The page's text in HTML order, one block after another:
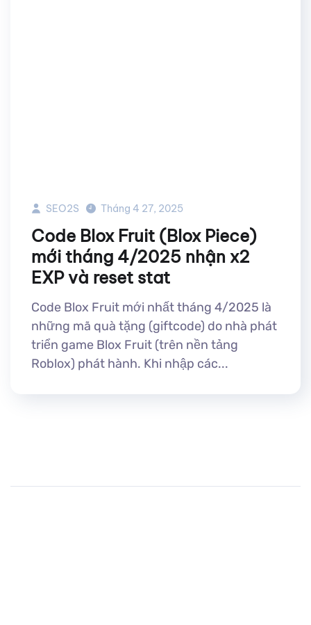
SEO2S Tháng 4 27, 2025
Code Blox Fruit (Blox Piece)
mới tháng 4/2025 nhận x2
EXP và reset stat
Code Blox Fruit mới nhất tháng 4/2025 là
những mã quà tặng (giftcode) do nhà phát
triển game Blox Fruit (trên nền tảng
Roblox) phát hành. Khi nhập các...